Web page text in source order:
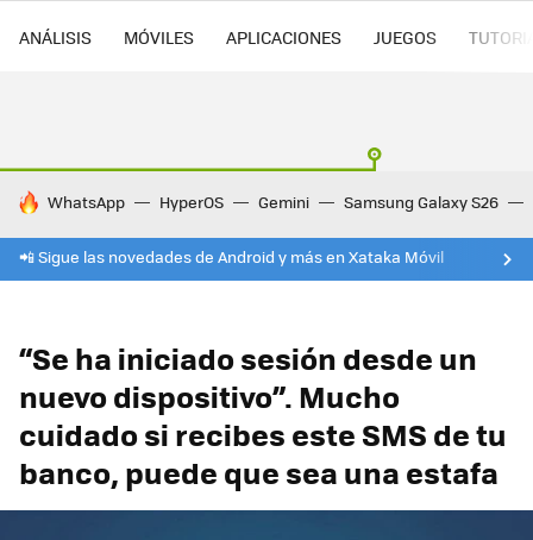
ANÁLISIS MÓVILES APLICACIONES JUEGOS
HOY SE HABLA DE
WhatsApp HyperOS Gemini Samsung Galaxy S26
📲 Sigue las novedades de Android y más en Xataka Móvil
“Se ha iniciado sesión desde un
nuevo dispositivo”. Mucho
cuidado si recibes este SMS de tu
banco, puede que sea una estafa